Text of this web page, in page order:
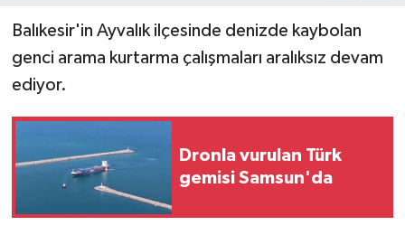
Balıkesir'in Ayvalık ilçesinde denizde kaybolan
genci arama kurtarma çalışmaları aralıksız devam
ediyor.
Dronla vurulan Türk
gemisi Samsun'da